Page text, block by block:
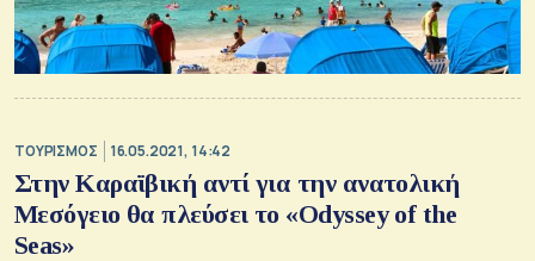
ΤΟΥΡΙΣΜΟΣ 16.05.2021, 14:42
Στην Καραϊβική αντί για την ανατολική
Μεσόγειο θα πλεύσει το «Odyssey of the
Seas»